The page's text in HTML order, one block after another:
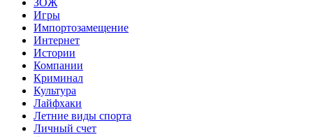
ЗОЖ
Игры
Импортозамещение
Интернет
Истории
Компании
Криминал
Культура
Лайфхаки
Летние виды спорта
Личный счет